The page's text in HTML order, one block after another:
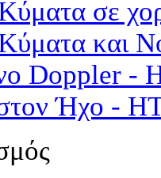
σε
και
Doppler -
Ήχο -